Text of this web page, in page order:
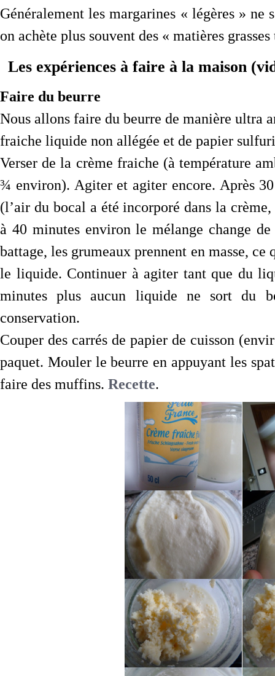
Généralement les margarines « légères »
on achète plus souvent des « matières
Les expériences à faire à la maison
Faire du beurre
Nous allons faire du beurre de manière ultra
fraiche liquide non allégée et de papier
Verser de la crème fraiche (à température
¾ environ). Agiter et agiter encore. Après
(l’air du bocal a été incorporé dans la
à 40 minutes environ le mélange change
battage, les grumeaux prennent en masse,
le liquide. Continuer à agiter tant que du
minutes plus aucun liquide ne sort du
conservation.
Couper des carrés de papier de cuisson
paquet. Mouler le beurre en appuyant les
faire des muffins. Recette.